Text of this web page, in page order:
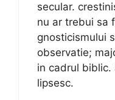
secular.
nu ar trebui sa
gnosticismului
observatie;
in cadrul
lipsesc.